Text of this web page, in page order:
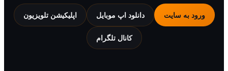
به سایت دانلود اپ موبایل اپلیکیشن تلویزیون
کانال تلگرام